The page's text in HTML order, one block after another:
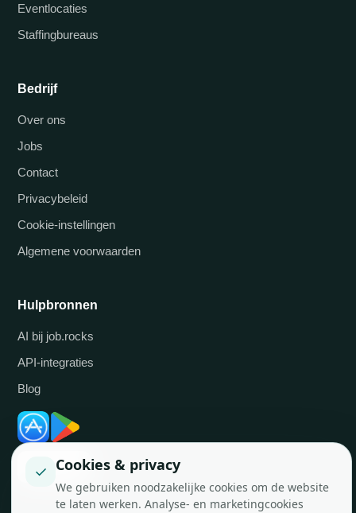
Eventlocaties
Staffingbureaus
Bedrijf
Over ons
Jobs
Contact
Privacybeleid
Cookie-instellingen
Algemene voorwaarden
Hulpbronnen
AI bij job.rocks
API-integraties
Blog
✓ Cookies & privacy
We gebruiken noodzakelijke cookies om de website
te laten werken. Analyse- en marketingcookies